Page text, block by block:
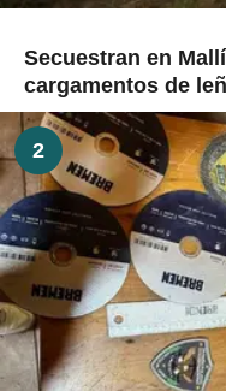
Secuestran en
cargamentos de
2